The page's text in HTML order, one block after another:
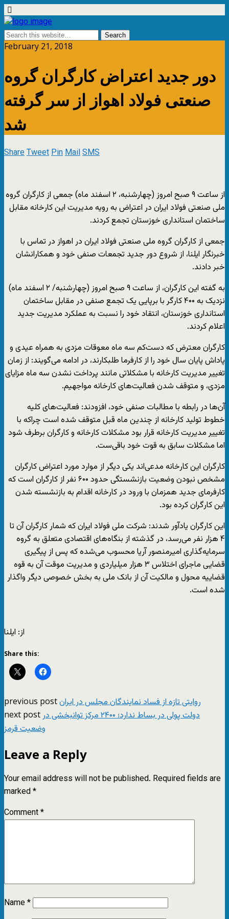
February 21, 2018
دور جدید اعتراض کارگران گروه
صنعتی فولاد اهواز از سر گرفته
شد
ShareTweetPinMailSMS
از ساعت ۹ صبح امروز (چهارشنبه، ۲ اسفند ماه) جمعی از کارگران گروه
ملی صنعتی فولاد ایران در اعتراض به رویه مدیریت این کارخانه مقابل
ساختمان استانداری خوزستان تجمع کردند.
جمعی از کارگران گروه ملی صنعتی فولاد ایران در اهواز در تماس با
خبرنگار ایلنا، از شروع دور جدید تجمعات صنفی خود و همکارانشان
خبر دادند.
به گفته این کارگران، از ساعت ۹ صبح امروز (چهارشنبه/ ۲ اسفند ماه)
نزدیک به ۴۰۰ کارگر با برپایی یک تجمع صنفی در مقابل ساختمان
استانداری خوزستان، انتقاد خود را نسبت به عملکرد مدیریت جدید
اعلام کردند.
کارگران معترض که دست‌کم سه ماه معوقات مزدی به همراه عیدی و
پاداش پایان سال خود را از کارفرما طلبکارند، در ادامه می‌گویند: از زمان
تغییر مدیریت کارخانه با مشکلاتی مانند پرداخت نشدن سه ماه مزایای
مزدی، و متوقف شدن فعالیت‌های کارخانه مواجهیم.
آن‌ها در رابطه با مطالبات صنفی خود، افزودند: فعالیت‌های کلیه
خطوط تولید کارخانه از چندین ماه قبل متوقف شده است چراکه با
تغییر مدیریت کارخانه قرار بود مشکلات کارخانه و کارگران برطرف شود
اما مشکلات سابق به قوت خود باقی‌ست.
کارگران این کارخانه مدعی‌اند یکی دیگر از موارد مورد اعتراض کارگران
مشخص نبودن وضعیت بازنشستگی حدود ۶۰۰ نفر از کارگران است که
کارفرمای جدید همزمان با ورود در کارخانه اقدام به بازنشسته شدن
این کارگران کرده بود.
این کارگران یادآور شدند: شرکت ملی فولاد ایران که شمار کارگران آن تا
۴ هزار نفر می‌رسد، در گذشته از بنگاه‌های اقتصادی متعلق به گروه
سرمایه‌گذاری امیرمنصور آریا محسوب می‌شده که پس از پیگیری
قضایی ماجرای اختلاس ۳ هزار میلیاردی و مدیریت موقت آن به قوه
قضاییه محول و مالکیت آن از بانک ملی به بخش خصوصی دیگر واگذار
شده است.
از: ایلنا
Share this:
previous postروایتی تازه از فساد نمایندگان مجلس در ایران
next post دولت پولی در بساط ندارد؛ ۲۴۰۰ مرکز توانبخشی در
وضعیت قرمز
Leave a Reply
Your email address will not be published. Required fields are
marked*
Comment*
Name*